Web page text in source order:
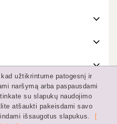
užtikrintume patogesnį ir
naršymą arba paspausdami
su slapukų naudojimo
atšaukti pakeisdami savo
išsaugotus slapukus.
[